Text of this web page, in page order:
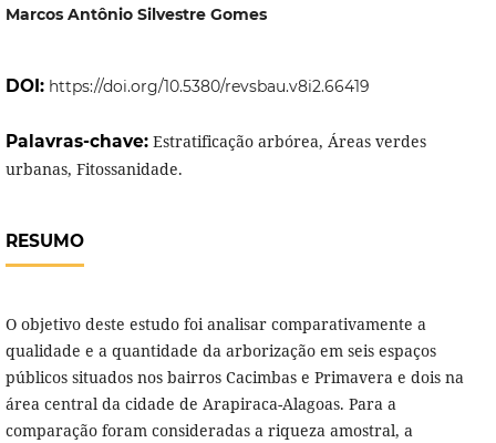
Marcos Antônio Silvestre Gomes
DOI: https://doi.org/10.5380/revsbau.v8i2.66419
Palavras-chave: Estratificação arbórea, Áreas verdes
urbanas, Fitossanidade.
RESUMO
O objetivo deste estudo foi analisar comparativamente a
qualidade e a quantidade da arborização em seis espaços
públicos situados nos bairros Cacimbas e Primavera e dois na
área central da cidade de Arapiraca-Alagoas. Para a
comparação foram consideradas a riqueza amostral, a